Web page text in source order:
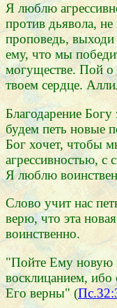
Я люблю
против дьявола,
проповедь,
ему, что мы
могуществе. Пой о
твоем сердце.
Благодарение
будем петь новые
Бог хочет, чтобы
агрессивностью, с
Я люблю
Слово учит нас
верю, что эта
воинственно.
"Пойте Ему новую
восклицанием, ибо
Его верны" (